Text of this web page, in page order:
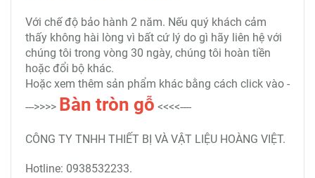
Với chế độ bảo hành 2 năm. Nếu quý khách cảm
thấy không hài lòng vì bất cứ lý do gì hãy liên hệ với
chúng tôi trong vòng 30 ngày, chúng tôi hoàn tiền
hoặc đổi bộ khác.
Hoặc xem thêm sản phẩm khác bằng cách click vào -
--->>>> Bàn tròn gỗ <<<<----
CÔNG TY TNHH THIẾT BỊ VÀ VẬT LIỆU HOÀNG VIỆT.
Hotline: 0938532233.